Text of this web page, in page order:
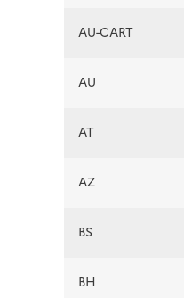
AU-CART
AU
AT
AZ
BS
BH